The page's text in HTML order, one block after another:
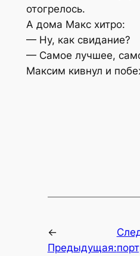
отогрелось.
А дома Макс хитро:
— Ну, как свидание?
— Самое лучшее,
Максим кивнул и
←
Предыдущая: